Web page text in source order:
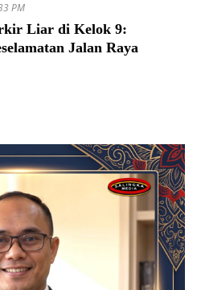
PM
Liar di Kelok 9:
Jalan Raya